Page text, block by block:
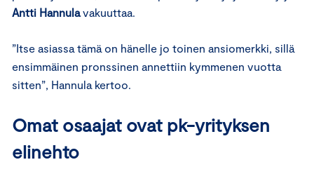
Antti Hannulavakuuttaa.
”Itse asiassa tämä on hänelle jo toinen ansiomerkki, sillä
ensimmäinen pronssinen annettiin kymmenen vuotta
sitten”, Hannula kertoo.
Omat osaajat ovat pk-yrityksen
elinehto